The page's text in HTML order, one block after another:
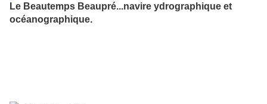
Le Beautemps Beaupré...navire ydrographique et
océanographique.